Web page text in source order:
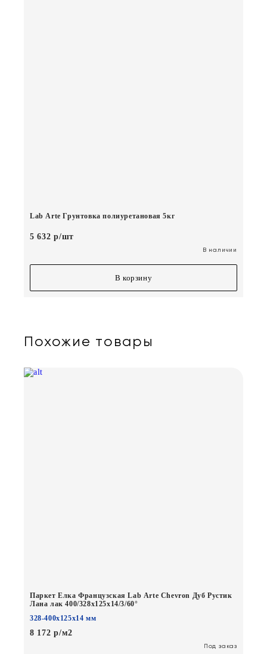
Lab Arte Грунтовка полиуретановая 5кг
5 632 р/шт
В наличии
В корзину
Похожие товары
Паркет Елка Французская Lab Arte Chevron Дуб Рустик
Лана лак 400/328х125х14/3/60°
328-400х125х14 мм
8 172 р/м2
Под заказ